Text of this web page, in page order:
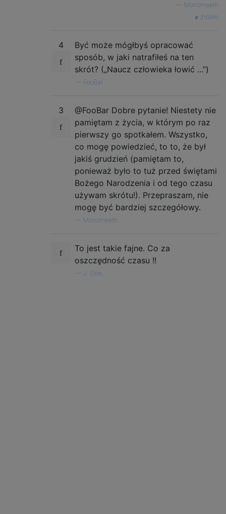
Monomeeth
źródło
4
Być może mógłbyś opracować
sposób, w jaki natrafiłeś na ten
skrót? („Naucz człowieka łowić ...”)
FooBar
3
@FooBar Dobre pytanie! Niestety nie
pamiętam z życia, w którym po raz
pierwszy go spotkałem. Wszystko,
co mogę powiedzieć, to to, że był
jakiś grudzień (pamiętam to,
ponieważ było to tuż przed świętami
Bożego Narodzenia i od tego czasu
używam skrótu!). Przepraszam, nie
mogę być bardziej szczegółowy.
Monomeeth
To jest takie fajne. Co za
oszczędność czasu !!
J. Doe,